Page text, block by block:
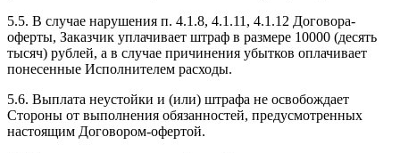
5.5. В случае нарушения п. 4.1.8, 4.1.11, 4.1.12 Договора-
оферты, Заказчик уплачивает штраф в размере 10000 (десять
тысяч) рублей, а в случае причинения убытков оплачивает
понесенные Исполнителем расходы.
5.6. Выплата неустойки и (или) штрафа не освобождает
Стороны от выполнения обязанностей, предусмотренных
настоящим Договором-офертой.